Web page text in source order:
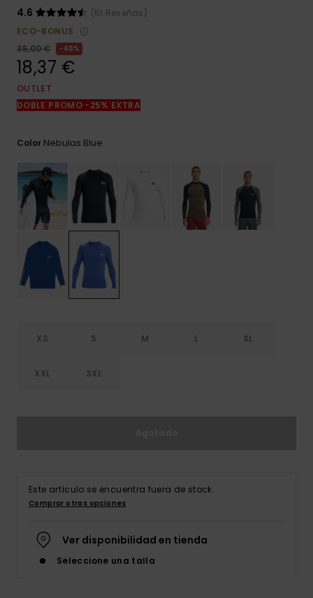
las preguntas
más
Consultar
4.6
(51 Reseñas)
ECO-BONUS
35,00 €
48%
18,37 €
OUTLET
DOBLE PROMO -25% EXTRA
Color Nebulas Blue
XS S M L XL
XXL 3XL
Este artículo se encuentra fuera de stock.
Comprar otras opciones
Ver disponibilidad en tienda
Seleccione una talla